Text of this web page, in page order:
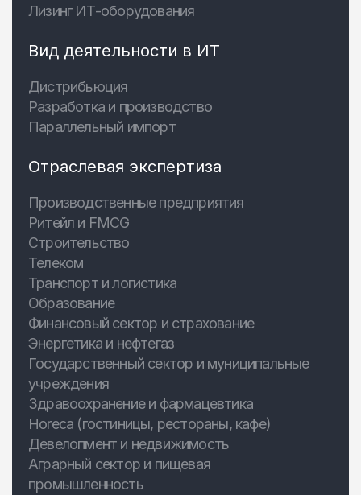
Лизинг ИТ-оборудования
Вид деятельности в ИТ
Дистрибьюция
Разработка и производство
Параллельный импорт
Отраслевая экспертиза
Производственные предприятия
Ритейл и FMCG
Строительство
Телеком
Транспорт и логистика
Образование
Финансовый сектор и страхование
Энергетика и нефтегаз
Государственный сектор и муниципальные
учреждения
Здравоохранение и фармацевтика
Horeca (гостиницы, рестораны, кафе)
Девелопмент и недвижимость
Аграрный сектор и пищевая
промышленность